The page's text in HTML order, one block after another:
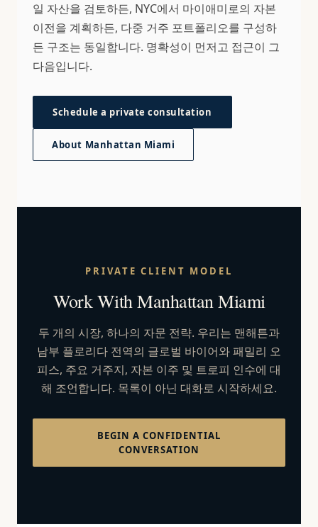
일 자산을 검토하든, NYC에서 마이애미로의 자본
이전을 계획하든, 다중 거주 포트폴리오를 구성하
든 구조는 동일합니다. 명확성이 먼저고 접근이 그
다음입니다.
Schedule a private consultation
About Manhattan Miami
PRIVATE CLIENT MODEL
Work With Manhattan Miami
두 개의 시장, 하나의 자문 전략. 우리는 맨해튼과
남부 플로리다 전역의 글로벌 바이어와 패밀리 오
피스, 주요 거주지, 자본 이주 및 트로피 인수에 대
해 조언합니다. 목록이 아닌 대화로 시작하세요.
BEGIN A CONFIDENTIAL
CONVERSATION